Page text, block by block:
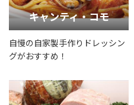
キャンティ・コモ
自慢の自家製手作りドレッシン
グがおすすめ！